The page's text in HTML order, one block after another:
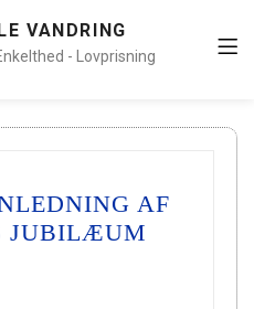
VANDRING
- Lovprisning
AF
JUBILÆUM